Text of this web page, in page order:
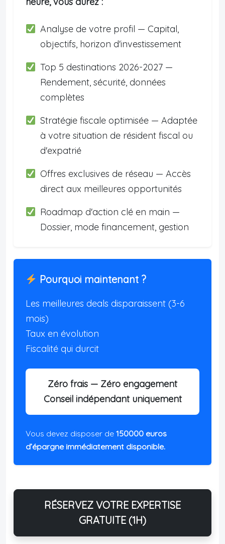
Analyse de votre profil — Capital,
objectifs, horizon d'investissement
Top 5 destinations 2026-2027 —
Rendement, sécurité, données
complètes
Stratégie fiscale optimisée — Adaptée
à votre situation de résident fiscal ou
d'expatrié
Offres exclusives de réseau — Accès
direct aux meilleures opportunités
Roadmap d'action clé en main —
Dossier, mode financement, gestion
Pourquoi maintenant ?
Les meilleures deals disparaissent (3-6
mois)
Taux en évolution
Fiscalité qui durcit
Zéro frais — Zéro engagement
Conseil indépendant uniquement
Vous devez disposer de 150000 euros
d’épargne immédiatement disponible.
RÉSERVEZ VOTRE EXPERTISE
GRATUITE (1H)